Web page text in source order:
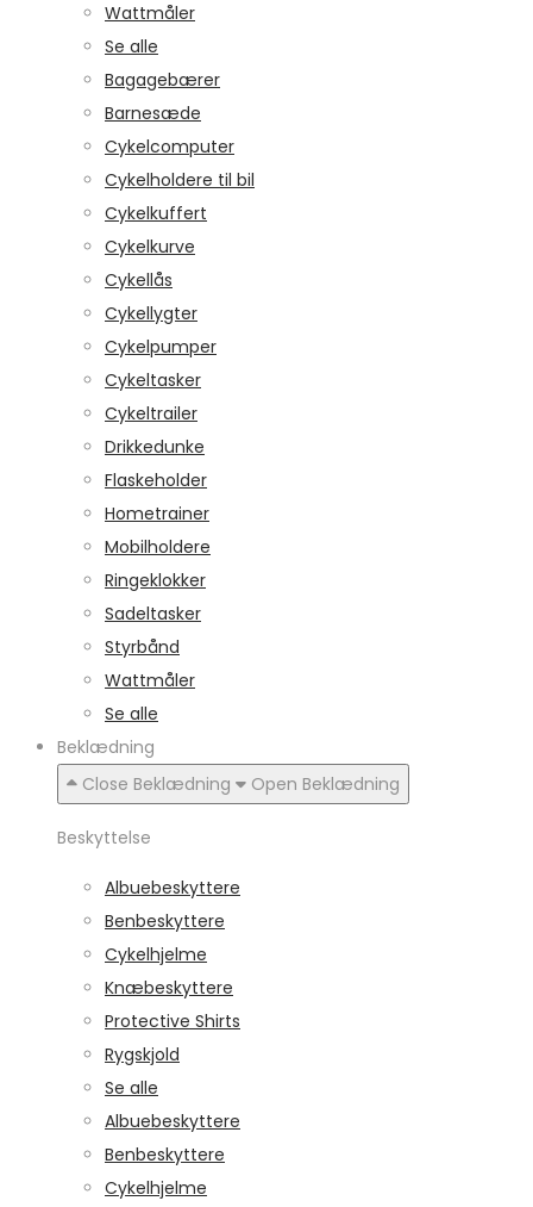
Wattmåler
Se alle
Bagagebærer
Barnesæde
Cykelcomputer
Cykelholdere til bil
Cykelkuffert
Cykelkurve
Cykellås
Cykellygter
Cykelpumper
Cykeltasker
Cykeltrailer
Drikkedunke
Flaskeholder
Hometrainer
Mobilholdere
Ringeklokker
Sadeltasker
Styrbånd
Wattmåler
Se alle
Beklædning
Close Beklædning
Open Beklædning
Beskyttelse
Albuebeskyttere
Benbeskyttere
Cykelhjelme
Knæbeskyttere
Protective Shirts
Rygskjold
Se alle
Albuebeskyttere
Benbeskyttere
Cykelhjelme